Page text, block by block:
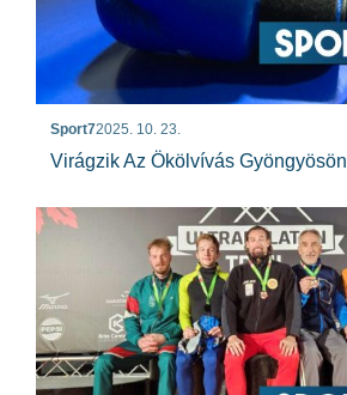
Sport72025. 10. 23.
Virágzik Az Ökölvívás Gyöngyösön